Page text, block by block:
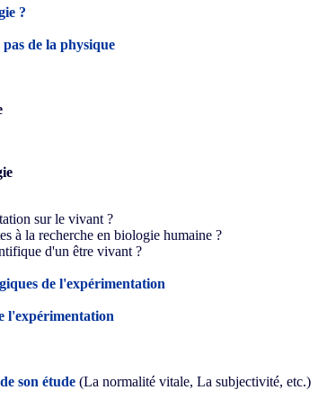
?
de la physique
sur le vivant ?
à la recherche en biologie humaine ?
d'un être vivant ?
de l'expérimentation
l'expérimentation
son étude (La normalité vitale, La subjectivité, etc.)